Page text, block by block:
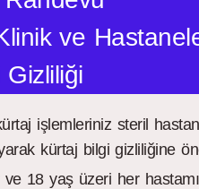
ve
işlemleriniz steril
kürtaj bilgi gizliliğine
18 yaş üzeri her